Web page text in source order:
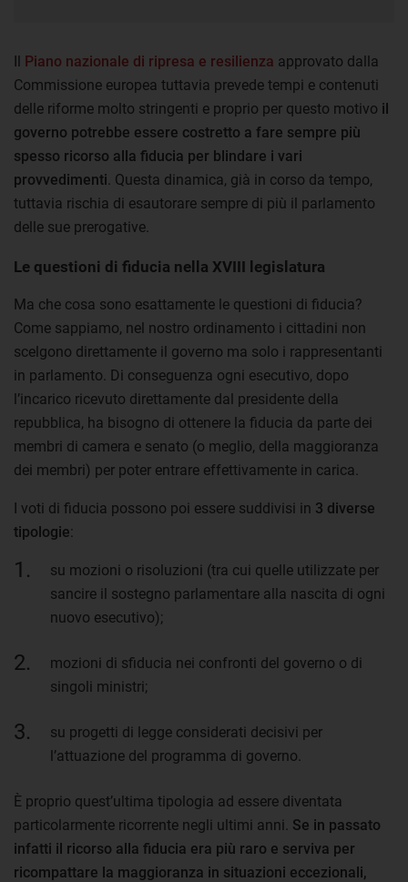
Il Piano nazionale di ripresa e resilienza approvato dalla
Commissione europea tuttavia prevede tempi e contenuti
delle riforme molto stringenti e proprio per questo motivo il
governo potrebbe essere costretto a fare sempre più
spesso ricorso alla fiducia per blindare i vari
provvedimenti . Questa dinamica, già in corso da tempo,
tuttavia rischia di esautorare sempre di più il parlamento
delle sue prerogative.
Le questioni di fiducia nella XVIII legislatura
Ma che cosa sono esattamente le questioni di fiducia?
Come sappiamo, nel nostro ordinamento i cittadini non
scelgono direttamente il governo ma solo i rappresentanti
in parlamento. Di conseguenza ogni esecutivo, dopo
l’incarico ricevuto direttamente dal presidente della
repubblica, ha bisogno di ottenere la fiducia da parte dei
membri di camera e senato (o meglio, della maggioranza
dei membri) per poter entrare effettivamente in carica.
I voti di fiducia possono poi essere suddivisi in 3 diverse
tipologie:
su mozioni o risoluzioni (tra cui quelle utilizzate per
sancire il sostegno parlamentare alla nascita di ogni
nuovo esecutivo);
mozioni di sfiducia nei confronti del governo o di
singoli ministri;
su progetti di legge considerati decisivi per
l’attuazione del programma di governo.
È proprio quest’ultima tipologia ad essere diventata
particolarmente ricorrente negli ultimi anni. Se in passato
infatti il ricorso alla fiducia era più raro e serviva per
ricompattare la maggioranza in situazioni eccezionali,